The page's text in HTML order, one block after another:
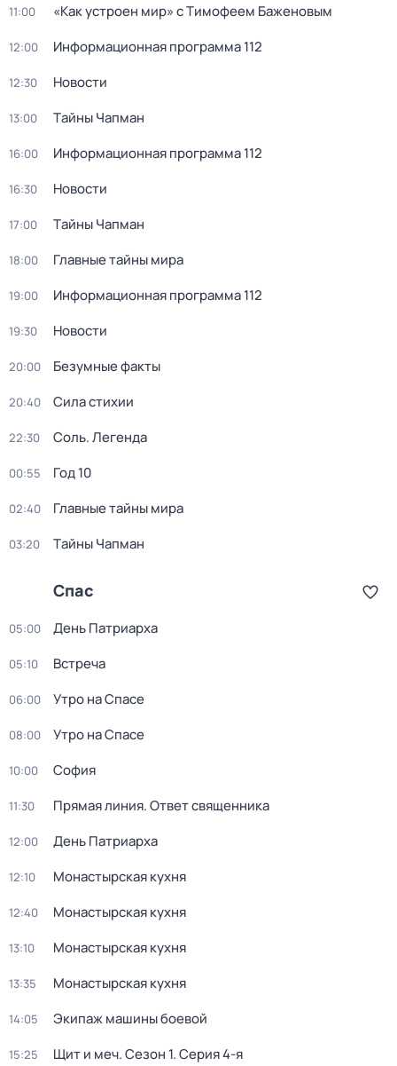
11:00 «Как устроен мир» с Тимофеем Баженовым
12:00 Информационная программа 112
12:30 Новости
13:00 Тaйны Чапман
16:00 Информационная программа 112
16:30 Новости
17:00 Тaйны Чапман
18:00 Главные тайны мира
19:00 Информационная программа 112
19:30 Новости
20:00 Безумные факты
20:40 Сила стихии
22:30 Соль. Легенда
00:55 Год 10
02:40 Главные тайны мира
03:20 Тaйны Чапман
Спас
05:00 День Патриарха
05:10 Встреча
06:00 Утро на Спасе
08:00 Утро на Спасе
10:00 София
11:30 Прямая линия. Ответ священника
12:00 День Патриарха
12:10 Монастырская кухня
12:40 Монастырская кухня
13:10 Монастырская кухня
13:35 Монастырская кухня
14:05 Экипаж машины боевой
15:25 Щит и меч. Сезон 1. Серия 4-я